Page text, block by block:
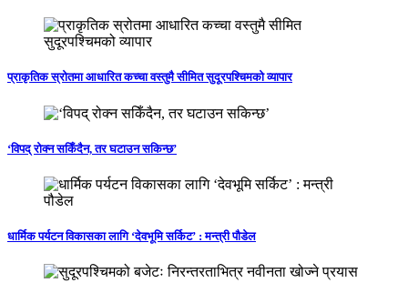
प्राकृतिक स्रोतमा आधारित कच्चा वस्तुमै सीमित सुदूरपश्चिमको व्यापार
‘विपद् रोक्न सकिँदैन, तर घटाउन सकिन्छ’
धार्मिक पर्यटन विकासका लागि ‘देवभूमि सर्किट’ : मन्त्री पौडेल